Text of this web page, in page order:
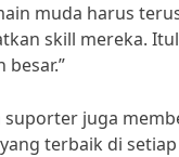
muda harus
skill mereka.
juga
terbaik di